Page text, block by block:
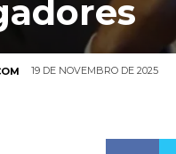
19 DE NOVEMBRO DE 2025